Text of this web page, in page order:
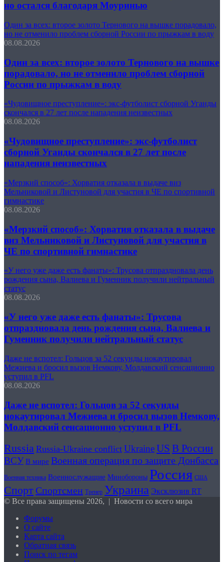
но остался благодаря Моуринью
Один за всех: второе золото Тернового на вышке порадовало,
но не отменило проблем сборной России по прыжкам в воду
08.08.2026
Один за всех: второе золото Тернового на вышке
порадовало, но не отменило проблем сборной
России по прыжкам в воду
«Чудовищное преступление»: экс-футболист сборной Уганды
скончался в 27 лет после нападения неизвестных
08.08.2026
«Чудовищное преступление»: экс-футболист
сборной Уганды скончался в 27 лет после
нападения неизвестных
«Мерзкий способ»: Хорватия отказала в выдаче виз
Мельниковой и Листуновой для участия в ЧЕ по спортивной
гимнастике
08.08.2026
«Мерзкий способ»: Хорватия отказала в выдаче
виз Мельниковой и Листуновой для участия в
ЧЕ по спортивной гимнастике
«У него уже даже есть фанаты»: Трусова отпраздновала день
рождения сына, Валиева и Гуменник получили нейтральный
статус
08.08.2026
«У него уже даже есть фанаты»: Трусова
отпраздновала день рождения сына, Валиева и
Гуменник получили нейтральный статус
Даже не вспотел: Гольцов за 52 секунды нокаутировал
Межиева и бросил вызов Немкову, Молдавский сенсационно
уступил в PFL
08.08.2026
Даже не вспотел: Гольцов за 52 секунды
нокаутировал Межиева и бросил вызов Немкову,
Молдавский сенсационно уступил в PFL
Russia Russia-Ukraine conflict UkraineUS В России
ВСУ В мире Военная операция по защите Донбасса
Военная техника Военнослужащие Минобороны Россия США
СпортСпортсмен Тренер Украина Эксклюзив RT
© Все права защищены 2026, | Новости со всего мира
Форумы
О сайте
Карта сайта
Обратная связь
Поиск по тегам